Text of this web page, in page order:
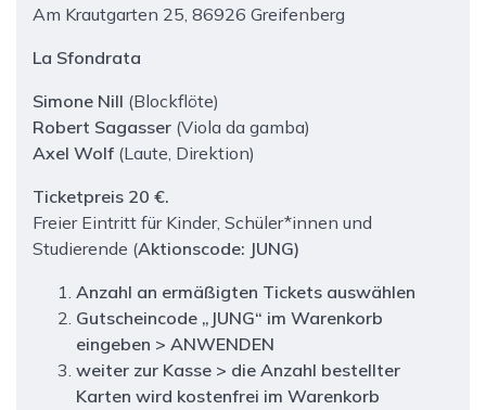
Am Krautgarten 25, 86926 Greifenberg
La Sfondrata
Simone Nill (Blockflöte)
Robert Sagasser (Viola da gamba)
Axel Wolf (Laute, Direktion)
Ticketpreis 20 €.
Freier Eintritt für Kinder, Schüler*innen und
Studierende (Aktionscode: JUNG)
Anzahl an ermäßigten Tickets auswählen
Gutscheincode „JUNG“ im Warenkorb
eingeben > ANWENDEN
weiter zur Kasse > die Anzahl bestellter
Karten wird kostenfrei im Warenkorb